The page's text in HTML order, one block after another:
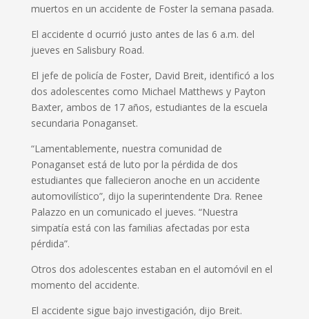
muertos en un accidente de Foster la semana pasada.
El accidente d ocurrió justo antes de las 6 a.m. del
jueves en Salisbury Road.
El jefe de policía de Foster, David Breit, identificó a los
dos adolescentes como Michael Matthews y Payton
Baxter, ambos de 17 años, estudiantes de la escuela
secundaria Ponaganset.
“Lamentablemente, nuestra comunidad de
Ponaganset está de luto por la pérdida de dos
estudiantes que fallecieron anoche en un accidente
automovilístico”, dijo la superintendente Dra. Renee
Palazzo en un comunicado el jueves. “Nuestra
simpatía está con las familias afectadas por esta
pérdida”.
Otros dos adolescentes estaban en el automóvil en el
momento del accidente.
El accidente sigue bajo investigación, dijo Breit.